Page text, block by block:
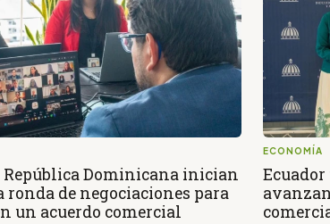
República Dominicana inician
ronda de negociaciones para
un acuerdo comercial
ECONOMÍA